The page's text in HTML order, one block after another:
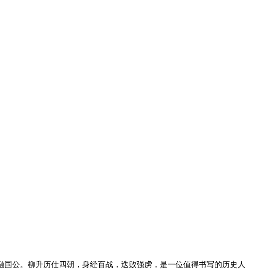
公。柳升历仕四朝，身经百战，迭败强虏，是一位值得书写的历史人